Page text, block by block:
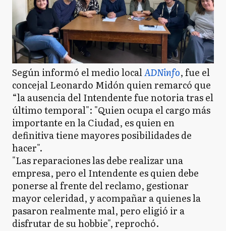
Según informó el medio localADNinfo, fue el
concejal Leonardo Midón quien remarcó que
“la ausencia del Intendente fue notoria tras el
último temporal": "Quien ocupa el cargo más
importante en la Ciudad, es quien en
definitiva tiene mayores posibilidades de
hacer".
"Las reparaciones las debe realizar una
empresa, pero el Intendente es quien debe
ponerse al frente del reclamo, gestionar
mayor celeridad, y acompañar a quienes la
pasaron realmente mal, pero eligió ir a
disfrutar de su hobbie", reprochó.